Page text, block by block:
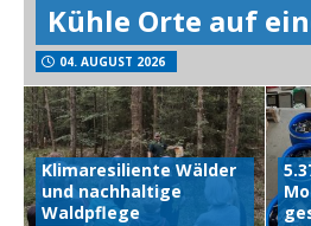
Kühle Orte auf
04. AUGUST 2026
Klimaresiliente Wälder
und nachhaltige
Waldpflege